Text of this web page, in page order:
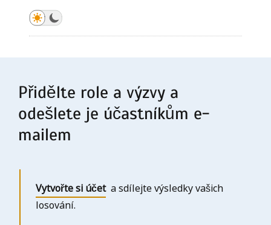
Přidělit role
Přidělte role a výzvy a
odešlete je účastníkům e-
mailem
Vytvořte si účeta sdílejte výsledky vašich
losování.